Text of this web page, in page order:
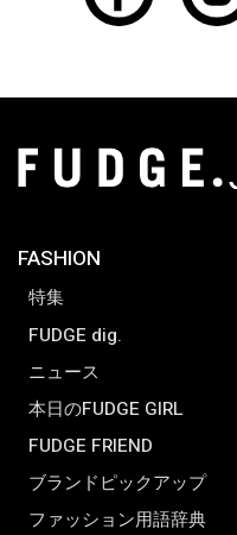
FASHION
特集
FUDGE dig.
ニュース
本日のFUDGE GIRL
FUDGE FRIEND
ブランドピックアップ
ファッション用語辞典